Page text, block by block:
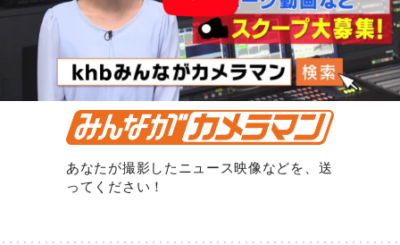
あなたが撮影したニュース映像などを、送
ってください！